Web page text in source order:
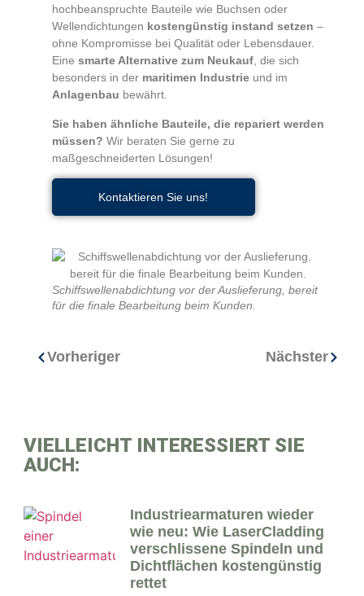
hochbeanspruchte Bauteile wie Buchsen oder
Wellendichtungen kostengünstig instand setzen –
ohne Kompromisse bei Qualität oder Lebensdauer.
Eine smarte Alternative zum Neukauf, die sich
besonders in der maritimen Industrieund im
Anlagenbau bewährt.
Sie haben ähnliche Bauteile, die repariert werden
müssen? Wir beraten Sie gerne zu
maßgeschneiderten Lösungen!
Kontaktieren Sie uns!
Schiffswellenabdichtung vor der Auslieferung, bereit
für die finale Bearbeitung beim Kunden.
Vorheriger Nächster
VIELLEICHT INTERESSIERT SIE
AUCH:
Industriearmaturen wieder
wie neu: Wie LaserCladding
verschlissene Spindeln und
Dichtflächen kostengünstig
rettet